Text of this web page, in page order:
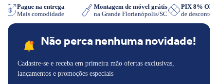
Pague na entrega
Mais comodidade
Montagem de móvel grátis
na Grande Florianópolis/SC
PIX 8%
de desconto
Não perca nenhuma novidade!
Cadastre-se e receba em primeira mão ofertas exclusivas,
lançamentos e promoções especiais